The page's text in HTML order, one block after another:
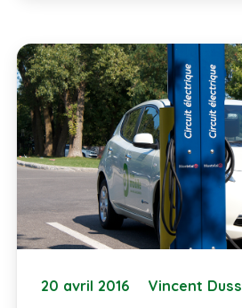
20 avril 2016 Vincent